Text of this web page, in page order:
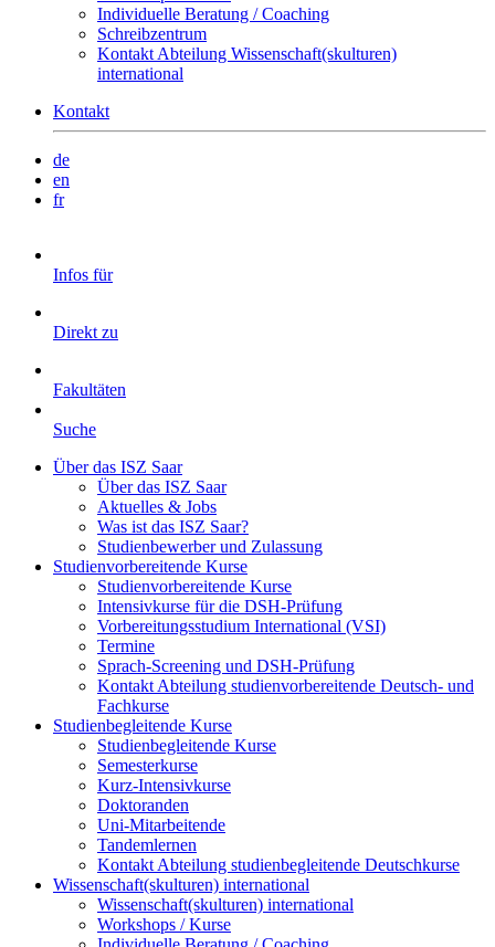
Individuelle Beratung / Coaching
Schreibzentrum
Kontakt Abteilung Wissenschaft(skulturen)
international
Kontakt
de
en
fr
Infos für
Direkt zu
Fakultäten
Suche
Über das ISZ Saar
Über das ISZ Saar
Aktuelles & Jobs
Was ist das ISZ Saar?
Studienbewerber und Zulassung
Studienvorbereitende Kurse
Studienvorbereitende Kurse
Intensivkurse für die DSH-Prüfung
Vorbereitungsstudium International (VSI)
Termine
Sprach-Screening und DSH-Prüfung
Kontakt Abteilung studienvorbereitende Deutsch- und
Fachkurse
Studienbegleitende Kurse
Studienbegleitende Kurse
Semesterkurse
Kurz-Intensivkurse
Doktoranden
Uni-Mitarbeitende
Tandemlernen
Kontakt Abteilung studienbegleitende Deutschkurse
Wissenschaft(skulturen) international
Wissenschaft(skulturen) international
Workshops / Kurse